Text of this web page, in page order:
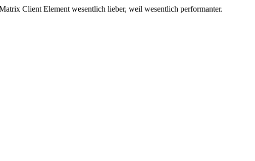
Client Element wesentlich lieber, weil wesentlich performanter.